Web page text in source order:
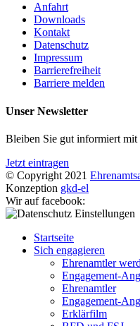
Anfahrt
Downloads
Kontakt
Datenschutz
Impressum
Barrierefreiheit
Barriere melden
Unser Newsletter
Bleiben Sie gut informiert mit
Jetzt eintragen
© Copyright 2021
Konzeption gkd-el
Wir auf facebook:
Startseite
Sich engagieren
Ehrenamtler
Engagement-
Ehrenamtler
Engagement-
Erklärfilm